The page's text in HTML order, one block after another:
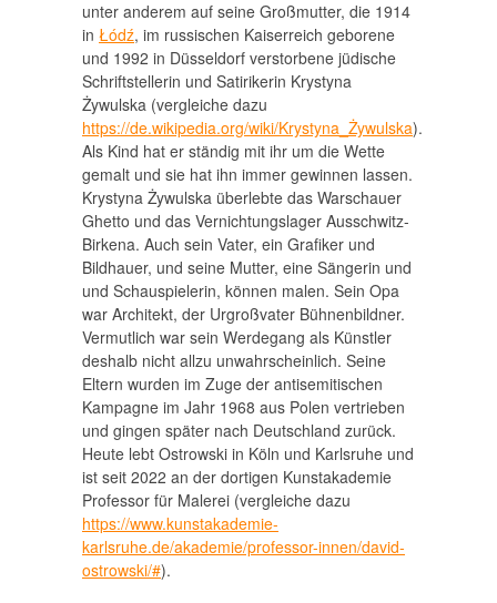
unter anderem auf seine Großmutter, die 1914
in Łódź, im russischen Kaiserreich geborene
und 1992 in Düsseldorf verstorbene jüdische
Schriftstellerin und Satirikerin Krystyna
Żywulska (vergleiche dazu
https://de.wikipedia.org/wiki/Krystyna_Żywulska).
Als Kind hat er ständig mit ihr um die Wette
gemalt und sie hat ihn immer gewinnen lassen.
Krystyna Żywulska überlebte das Warschauer
Ghetto und das Vernichtungslager Ausschwitz-
Birkena. Auch sein Vater, ein Grafiker und
Bildhauer, und seine Mutter, eine Sängerin und
und Schauspielerin, können malen. Sein Opa
war Architekt, der Urgroßvater Bühnenbildner.
Vermutlich war sein Werdegang als Künstler
deshalb nicht allzu unwahrscheinlich. Seine
Eltern wurden im Zuge der antisemitischen
Kampagne im Jahr 1968 aus Polen vertrieben
und gingen später nach Deutschland zurück.
Heute lebt Ostrowski in Köln und Karlsruhe und
ist seit 2022 an der dortigen Kunstakademie
Professor für Malerei (vergleiche dazu
https://www.kunstakademie-
karlsruhe.de/akademie/professor-innen/david-
ostrowski/#).